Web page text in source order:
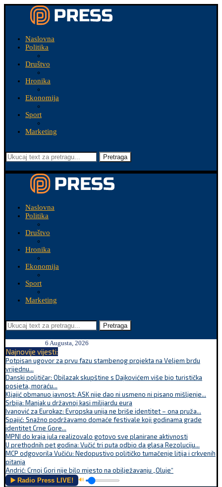
Naslovna
Politika
Društvo
Hronika
Ekonomija
Sport
Marketing
Pretraga
Naslovna
Politika
Društvo
Hronika
Ekonomija
Sport
Marketing
Pretraga
6 Augusta, 2026
Najnovije vijesti:
Potpisan ugovor za prvu fazu stambenog projekta na Veljem brdu
vrijednu...
Danski političar: Obilazak skupštine s Dajkovićem više bio turistička
posjeta, moraću...
Kljajić obmanuo javnost: ASK nije dao ni usmeno ni pisano mišljenje...
Srbija: Manjak u državnoj kasi milijardu eura
Ivanović za Eurokaz: Evropska unija ne briše identitet – ona pruža...
Spajić: Snažno podržavamo domaće festivale koji godinama grade
identitet Crne Gore...
MPNI do kraja jula realizovalo gotovo sve planirane aktivnosti
U prethodnih pet godina: Vučić tri puta odbio da glasa Rezoluciju...
MCP odgovorila Vučiću: Nedopustivo političko tumačenje litija i crkvenih
pitanja
Andrić: Crnoj Gori nije bilo mjesto na obilježavanju „Oluje“
▶️ Radio Press LIVE! 🔊